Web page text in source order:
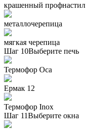
крашенный профнастил
металлочерепица
мягкая черепица
Шаг 10Выберите печь
Термофор Oса
Ермак 12
Термофор Inox
Шаг 11Выберите окна